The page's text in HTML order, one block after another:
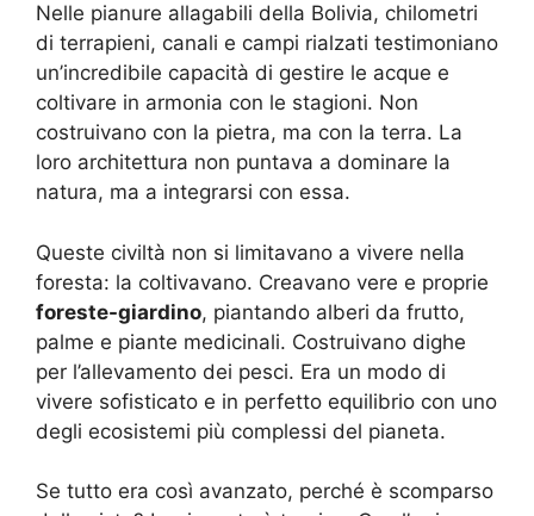
Nelle pianure allagabili della Bolivia, chilometri
di terrapieni, canali e campi rialzati testimoniano
un’incredibile capacità di gestire le acque e
coltivare in armonia con le stagioni. Non
costruivano con la pietra, ma con la terra. La
loro architettura non puntava a dominare la
natura, ma a integrarsi con essa.
Queste civiltà non si limitavano a vivere nella
foresta: la coltivavano. Creavano vere e proprie
foreste-giardino, piantando alberi da frutto,
palme e piante medicinali. Costruivano dighe
per l’allevamento dei pesci. Era un modo di
vivere sofisticato e in perfetto equilibrio con uno
degli ecosistemi più complessi del pianeta.
Se tutto era così avanzato, perché è scomparso